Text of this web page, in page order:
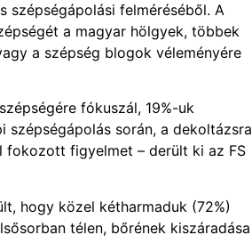
szépségápolási felméréséből. A
a magyar hölgyek, többek
a szépség blogok véleményére
fókuszál, 19%-uk
szépségápolás során, a dekoltázsra
fokozott figyelmet – derült ki az FS
hogy közel kétharmaduk (72%)
télen, bőrének kiszáradása